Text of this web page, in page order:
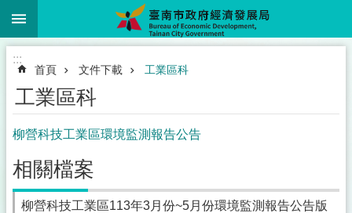
跳到主要內容區塊
:::
首頁 文件下載 工業區科
工業區科
柳營科技工業區環境監測報告公告
相關檔案
柳營科技工業區113年3月份~5月份環境監測報告公告版